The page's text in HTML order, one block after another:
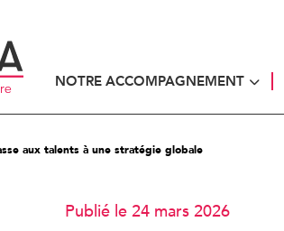
NOTRE ACCOMPAGNEMENT
aux talents à une stratégie globale
Publié le 24 mars 2026